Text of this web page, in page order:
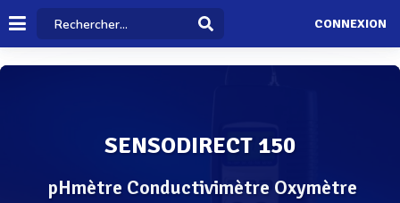
CONNEXION
SENSODIRECT 150
pHmètre Conductivimètre Oxymètre